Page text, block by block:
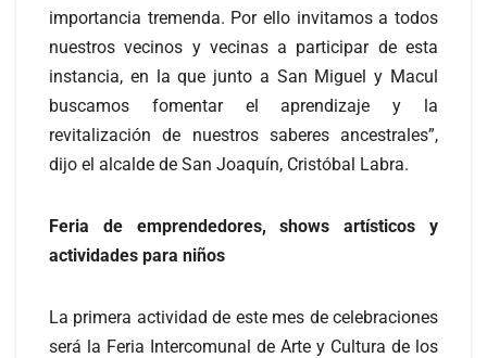
importancia tremenda. Por ello invitamos a todos
nuestros vecinos y vecinas a participar de esta
instancia, en la que junto a San Miguel y Macul
buscamos fomentar el aprendizaje y la
revitalización de nuestros saberes ancestrales”,
dijo el alcalde de San Joaquín, Cristóbal Labra.
Feria de emprendedores, shows artísticos y
actividades para niños
La primera actividad de este mes de celebraciones
será la Feria Intercomunal de Arte y Cultura de los